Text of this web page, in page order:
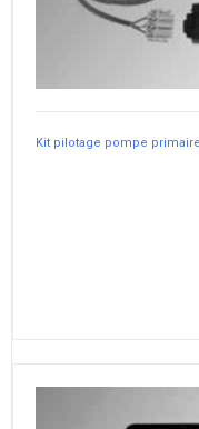
Kit pilotage pompe primaire